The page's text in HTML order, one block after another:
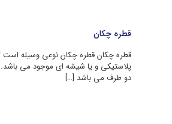
قطره چکان
قطره چکان قطره چکان نوعی وسیله
پلاستیکی و یا شیشه ای موجود می باشد.
دو طرف می باشد […]